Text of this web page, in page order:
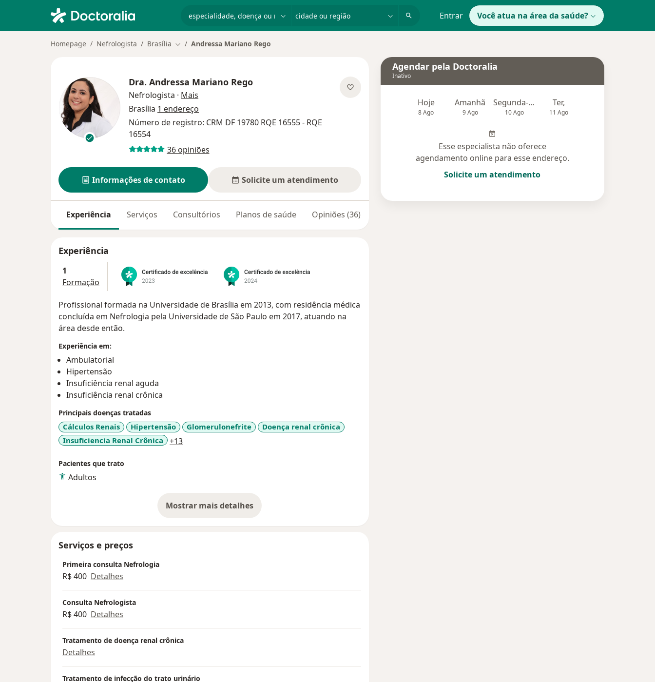
Entrar Você atua na área da saúde?
Homepage Nefrologista Brasília Mudar de cidade
Andressa Mariano Rego
Dra. Andressa Mariano Rego
Nefrologista · Mais
Brasília 1 endereço
Número de registro: CRM DF 19780 RQE 16555 - RQE
16554
36 opiniões
Informações de contato Solicite um atendimento
Experiência Serviços Consultórios Planos de saúde Opiniões (36)
Experiência
1
Formação
Profissional formada na Universidade de Brasília em 2013, com residência médica
concluída em Nefrologia pela Universidade de São Paulo em 2017, atuando na
área desde então.
Experiência em:
Ambulatorial
Hipertensão
Insuficiência renal aguda
Insuficiência renal crônica
Principais doenças tratadas
Cálculos Renais Hipertensão Glomerulonefrite
Doença renal crônica
Insuficiencia Renal Crônica
+13a11y_sr_more_diseases
Pacientes que trato
Adultos
Mostrar mais detalhes
sobre a experiência
Serviços e preços
Primeira consulta Nefrologia
R$ 400 Detalhes
Consulta Nefrologista
R$ 400 Detalhes
Tratamento de doença renal crônica
Detalhes
Tratamento de infecção do trato urinário
Agendar pela Doctoralia
Inativo
Hoje
8 Ago
Amanhã
9 Ago
Segunda-feira
10 Ago
Ter,
11 Ago
Esse especialista não oferece
agendamento online para esse endereço.
Solicite um atendimento